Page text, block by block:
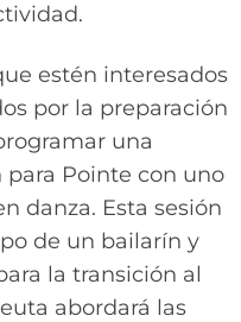
estén interesados
por la preparación
una
Pointe con uno
danza. Esta sesión
de un bailarín y
la transición al
abordará las